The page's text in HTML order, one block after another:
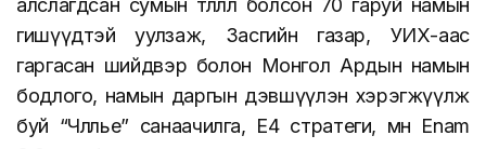
алслагдсан сумын төлөөлөл болсон 70 гаруй намын
гишүүдтэй уулзаж, Засгийн газар, УИХ-аас
гаргасан шийдвэр болон Монгол Ардын намын
бодлого, намын даргын дэвшүүлэн хэрэгжүүлж
буй “Чөлөөлье” санаачилга, E4 стратеги, мөн Enam